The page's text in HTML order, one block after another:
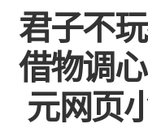
君子不
借物调
元网页